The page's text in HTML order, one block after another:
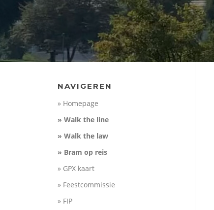
NAVIGEREN
» Homepage
» Walk the line
» Walk the law
» Bram op reis
» GPX kaart
» Feestcommissie
» FIP